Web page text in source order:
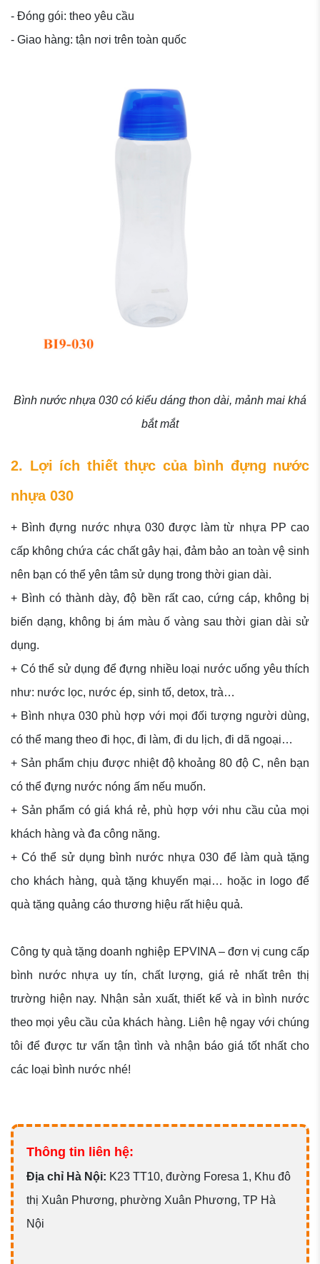
- Đóng gói: theo yêu cầu
- Giao hàng: tận nơi trên toàn quốc
Bình nước nhựa 030 có kiểu dáng thon dài, mảnh mai khá
bắt mắt
2. Lợi ích thiết thực của bình đựng nước
nhựa 030
+ Bình đựng nước nhựa 030 được làm từ nhựa PP cao
cấp không chứa các chất gây hại, đảm bảo an toàn vệ sinh
nên bạn có thể yên tâm sử dụng trong thời gian dài.
+ Bình có thành dày, độ bền rất cao, cứng cáp, không bị
biến dạng, không bị ám màu ố vàng sau thời gian dài sử
dụng.
+ Có thể sử dụng để đựng nhiều loại nước uống yêu thích
như: nước lọc, nước ép, sinh tố, detox, trà…
+ Bình nhựa 030 phù hợp với mọi đối tượng người dùng,
có thể mang theo đi học, đi làm, đi du lịch, đi dã ngoại…
+ Sản phẩm chịu được nhiệt độ khoảng 80 độ C, nên bạn
có thể đựng nước nóng ấm nếu muốn.
+ Sản phẩm có giá khá rẻ, phù hợp với nhu cầu của mọi
khách hàng và đa công năng.
+ Có thể sử dụng bình nước nhựa 030 để làm quà tặng
cho khách hàng, quà tặng khuyến mại… hoặc in logo để
quà tặng quảng cáo thương hiệu rất hiệu quả.
Công ty quà tặng doanh nghiệp EPVINA – đơn vị cung cấp
bình nước nhựa uy tín, chất lượng, giá rẻ nhất trên thị
trường hiện nay. Nhận sản xuất, thiết kế và in bình nước
theo mọi yêu cầu của khách hàng. Liên hệ ngay với chúng
tôi để được tư vấn tận tình và nhận báo giá tốt nhất cho
các loại bình nước nhé!
Thông tin liên hệ:
Địa chỉ Hà Nội: K23 TT10, đường Foresa 1, Khu đô
thị Xuân Phương, phường Xuân Phương, TP Hà
Nội